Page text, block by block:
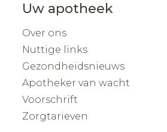
Uw apotheek
Over ons
Nuttige links
Gezondheidsnieuws
Apotheker van wacht
Voorschrift
Zorgtarieven